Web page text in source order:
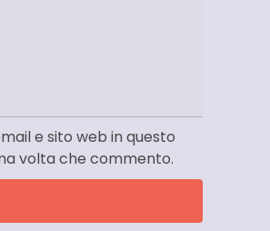
e sito web in questo
volta che commento.